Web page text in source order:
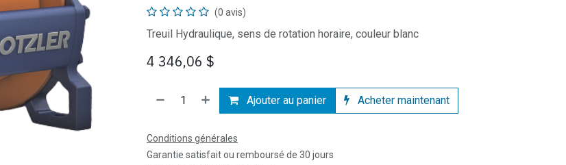
(0 avis)
Treuil Hydraulique, sens de rotation horaire, couleur blanc
4 346,06 $
Ajouter au panier Acheter maintenant
Conditions générales
Garantie satisfait ou remboursé de 30 jours